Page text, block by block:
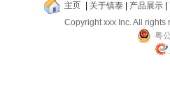
关于镇泰 产品展示
Copyright xxx Inc. All rights
粤